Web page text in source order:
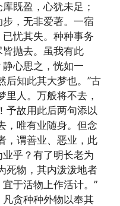
既盈，心犹未足；
，无非爱著。一宿
忧其失。种种事务
抛去。虽我有此
心思之，恍如一
后知此其大梦也。”古
里人。万般将不去，
予故用此后两句添以
，唯有业随身。但念
，谓善业、恶业，此
乎？有了明长老为
死物，其内泼泼地者
于活物上作活计。”
贪种种外物以奉其